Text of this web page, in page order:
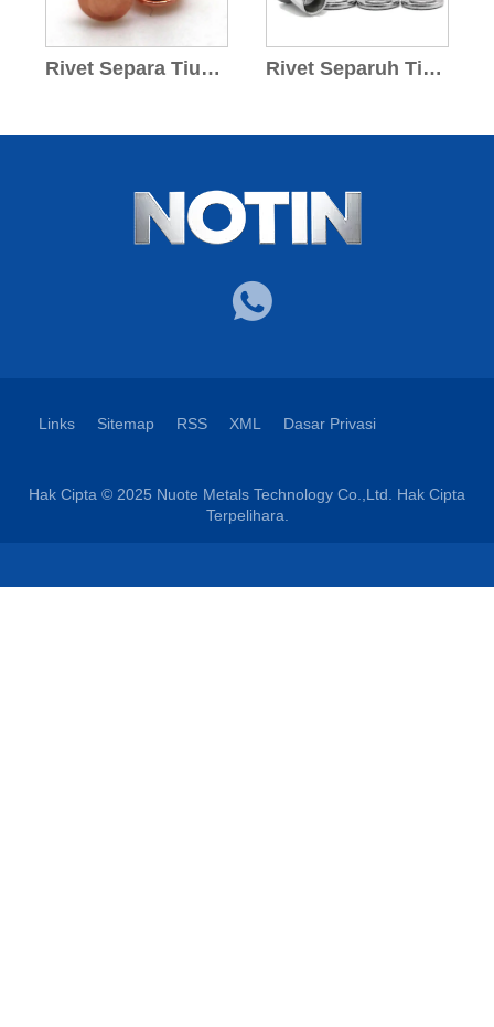
Rivet Separa Tiub Kuprum Rivet Separuh Tiub SUS304
Links Sitemap RSS XML Dasar Privasi
Hak Cipta © 2025 Nuote Metals Technology Co.,Ltd. Hak Cipta
Terpelihara.